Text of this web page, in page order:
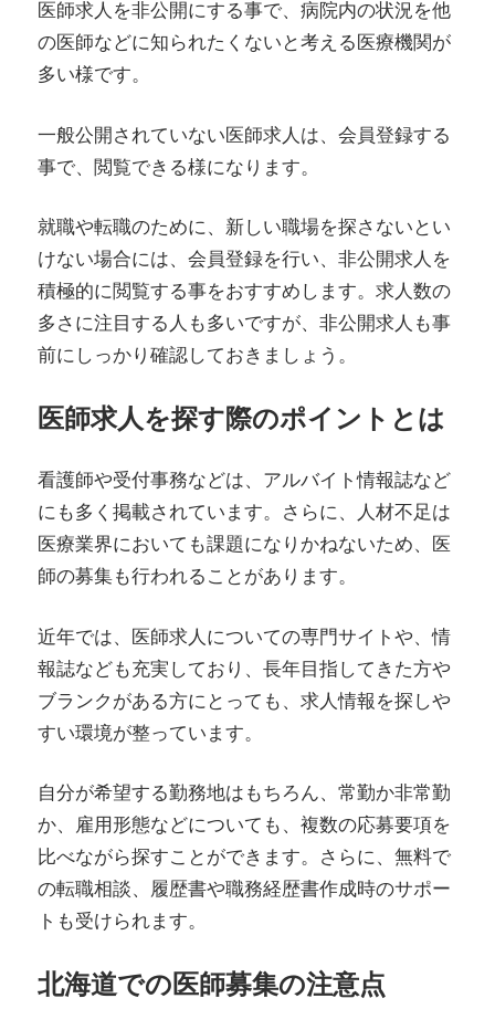
医師求人を非公開にする事で、病院内の状況を他
の医師などに知られたくないと考える医療機関が
多い様です。
一般公開されていない医師求人は、会員登録する
事で、閲覧できる様になります。
就職や転職のために、新しい職場を探さないとい
けない場合には、会員登録を行い、非公開求人を
積極的に閲覧する事をおすすめします。求人数の
多さに注目する人も多いですが、非公開求人も事
前にしっかり確認しておきましょう。
医師求人を探す際のポイントとは
看護師や受付事務などは、アルバイト情報誌など
にも多く掲載されています。さらに、人材不足は
医療業界においても課題になりかねないため、医
師の募集も行われることがあります。
近年では、医師求人についての専門サイトや、情
報誌なども充実しており、長年目指してきた方や
ブランクがある方にとっても、求人情報を探しや
すい環境が整っています。
自分が希望する勤務地はもちろん、常勤か非常勤
か、雇用形態などについても、複数の応募要項を
比べながら探すことができます。さらに、無料で
の転職相談、履歴書や職務経歴書作成時のサポー
トも受けられます。
北海道での医師募集の注意点